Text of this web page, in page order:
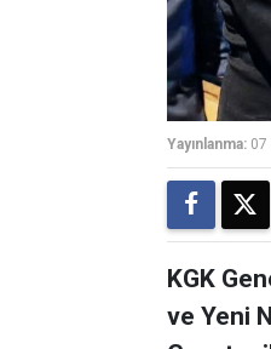
Yayınlanma: 07
KGK
ve Yeni